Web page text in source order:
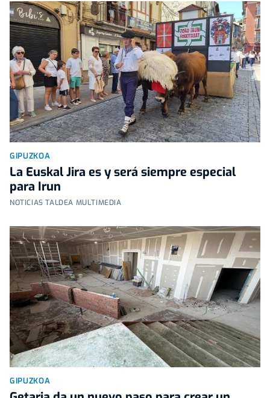
GIPUZKOA
La Euskal Jira es y será siempre especial
para Irun
NOTICIAS TALDEA MULTIMEDIA
GIPUZKOA